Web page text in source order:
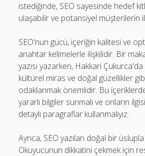
istediğinde, SEO sayesinde hedef
ulaşabilir ve potansiyel müşterilerin
SEO'nun gücü, içeriğin kalitesi ve
anahtar kelimelerle ilişkilidir. Bir
yazısı yazarken, Hakkari
kültürel miras ve doğal güzellikler
odaklanmak önemlidir. Bu
yararlı bilgiler sunmalı ve onların
detaylı paragraflar kullanmalıyız.
Ayrıca, SEO yazıları doğal bir
Okuyucunun dikkatini çekmek için